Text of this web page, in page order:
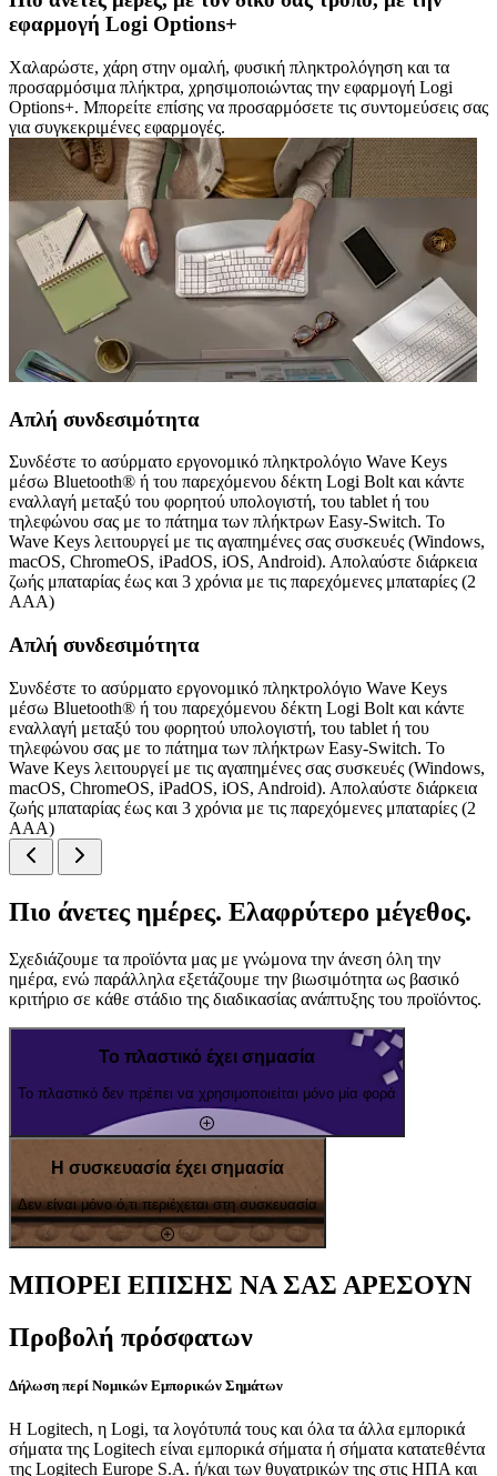
εφαρμογή Logi Options+
Χαλαρώστε, χάρη στην ομαλή, φυσική πληκτρολόγηση και τα
προσαρμόσιμα πλήκτρα, χρησιμοποιώντας την εφαρμογή Logi
Options+. Μπορείτε επίσης να προσαρμόσετε τις συντομεύσεις σας
για συγκεκριμένες εφαρμογές.
Απλή συνδεσιμότητα
Συνδέστε το ασύρματο εργονομικό πληκτρολόγιο Wave Keys
μέσω Bluetooth® ή του παρεχόμενου δέκτη Logi Bolt και κάντε
εναλλαγή μεταξύ του φορητού υπολογιστή, του tablet ή του
τηλεφώνου σας με το πάτημα των πλήκτρων Easy-Switch. Το
Wave Keys λειτουργεί με τις αγαπημένες σας συσκευές (Windows,
macOS, ChromeOS, iPadOS, iOS, Android). Απολαύστε διάρκεια
ζωής μπαταρίας έως και 3 χρόνια με τις παρεχόμενες μπαταρίες (2
AAA)
Απλή συνδεσιμότητα
Συνδέστε το ασύρματο εργονομικό πληκτρολόγιο Wave Keys
μέσω Bluetooth® ή του παρεχόμενου δέκτη Logi Bolt και κάντε
εναλλαγή μεταξύ του φορητού υπολογιστή, του tablet ή του
τηλεφώνου σας με το πάτημα των πλήκτρων Easy-Switch. Το
Wave Keys λειτουργεί με τις αγαπημένες σας συσκευές (Windows,
macOS, ChromeOS, iPadOS, iOS, Android). Απολαύστε διάρκεια
ζωής μπαταρίας έως και 3 χρόνια με τις παρεχόμενες μπαταρίες (2
AAA)
Πιο άνετες ημέρες. Ελαφρύτερο μέγεθος.
Σχεδιάζουμε τα προϊόντα μας με γνώμονα την άνεση όλη την
ημέρα, ενώ παράλληλα εξετάζουμε την βιωσιμότητα ως βασικό
κριτήριο σε κάθε στάδιο της διαδικασίας ανάπτυξης του προϊόντος.
Το πλαστικό έχει σημασία
Το πλαστικό δεν πρέπει να χρησιμοποιείται μόνο μία φορά
Η συσκευασία έχει σημασία
Δεν είναι μόνο ό,τι περιέχεται στη συσκευασία
ΜΠΟΡΕΙ ΕΠΙΣΗΣ ΝΑ ΣΑΣ ΑΡΕΣΟΥΝ
Προβολή πρόσφατων
Δήλωση περί Νομικών Εμπορικών Σημάτων
Η Logitech, η Logi, τα λογότυπά τους και όλα τα άλλα εμπορικά
σήματα της Logitech είναι εμπορικά σήματα ή σήματα κατατεθέντα
της Logitech Europe S.A. ή/και των θυγατρικών της στις ΗΠΑ και